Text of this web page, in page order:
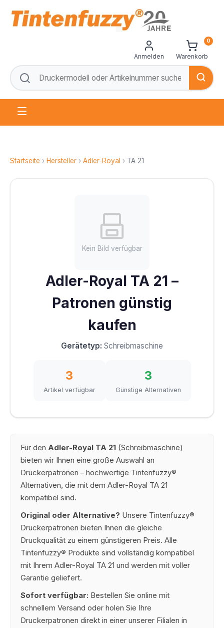
Anmelden Warenkorb
0
Startseite › Hersteller › Adler-Royal › TA 21
Kein Bild verfügbar
Adler-Royal TA 21 –
Patronen günstig
kaufen
Gerätetyp: Schreibmaschine
3
Artikel verfügbar
3
Günstige Alternativen
Für den Adler-Royal TA 21 (Schreibmaschine)
bieten wir Ihnen eine große Auswahl an
Druckerpatronen – hochwertige Tintenfuzzy®
Alternativen, die mit dem Adler-Royal TA 21
kompatibel sind.
Original oder Alternative? Unsere Tintenfuzzy®
Druckerpatronen bieten Ihnen die gleiche
Druckqualität zu einem günstigeren Preis. Alle
Tintenfuzzy® Produkte sind vollständig kompatibel
mit Ihrem Adler-Royal TA 21 und werden mit voller
Garantie geliefert.
Sofort verfügbar: Bestellen Sie online mit
schnellem Versand oder holen Sie Ihre
Druckerpatronen direkt in einer unserer Filialen in